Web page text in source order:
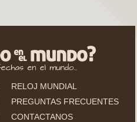
RELOJ MUNDIAL
PREGUNTAS FRECUENTES
CONTACTANOS